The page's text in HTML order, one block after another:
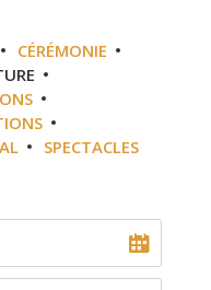
CÉRÉMONIE
SPECTACLES